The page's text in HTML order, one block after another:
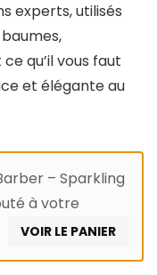
experts, utilisés
qu’il vous faut
et élégante au
– Sparkling
à votre
VOIR LE PANIER